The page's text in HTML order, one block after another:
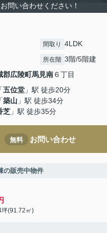
お問い合わせください！
間取り 4LDK
所在階 3階/5階建
郡広陵町馬見南６丁目
「五位堂 」駅 徒歩20分
「築山 」駅 徒歩34分
芝 」駅 徒歩35分
無料 お問い合わせ
販売中物件
坪(91.72㎡)